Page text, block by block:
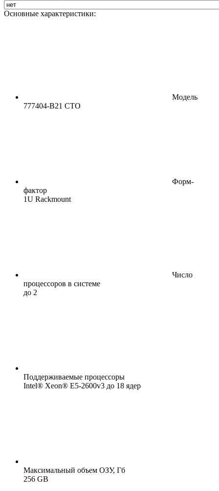
Основные характеристики:
Модель
777404-B21 CTO
Форм-
фактор
1U Rackmount
Число
процессоров в системе
до 2
Поддерживаемые процессоры
Intel® Xeon® E5-2600v3 до 18 ядер
Максимальный объем ОЗУ, Гб
256 GB